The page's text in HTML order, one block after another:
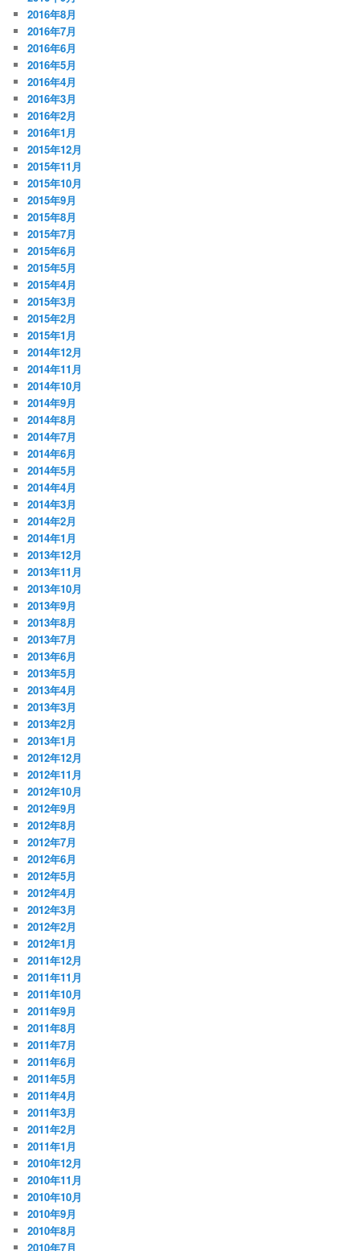
2016年8月
2016年7月
2016年6月
2016年5月
2016年4月
2016年3月
2016年2月
2016年1月
2015年12月
2015年11月
2015年10月
2015年9月
2015年8月
2015年7月
2015年6月
2015年5月
2015年4月
2015年3月
2015年2月
2015年1月
2014年12月
2014年11月
2014年10月
2014年9月
2014年8月
2014年7月
2014年6月
2014年5月
2014年4月
2014年3月
2014年2月
2014年1月
2013年12月
2013年11月
2013年10月
2013年9月
2013年8月
2013年7月
2013年6月
2013年5月
2013年4月
2013年3月
2013年2月
2013年1月
2012年12月
2012年11月
2012年10月
2012年9月
2012年8月
2012年7月
2012年6月
2012年5月
2012年4月
2012年3月
2012年2月
2012年1月
2011年12月
2011年11月
2011年10月
2011年9月
2011年8月
2011年7月
2011年6月
2011年5月
2011年4月
2011年3月
2011年2月
2011年1月
2010年12月
2010年11月
2010年10月
2010年9月
2010年8月
2010年7月